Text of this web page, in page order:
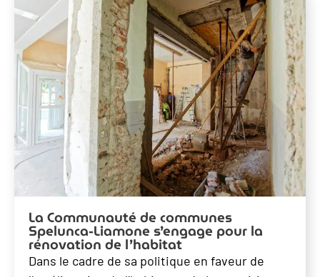
La Communauté de communes
Spelunca-Liamone s’engage pour la
rénovation de l’habitat
Dans le cadre de sa politique en faveur de